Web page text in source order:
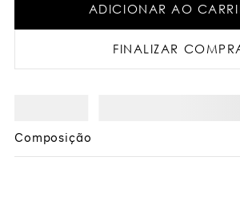
ADICIONAR AO
FINALIZAR
Composição